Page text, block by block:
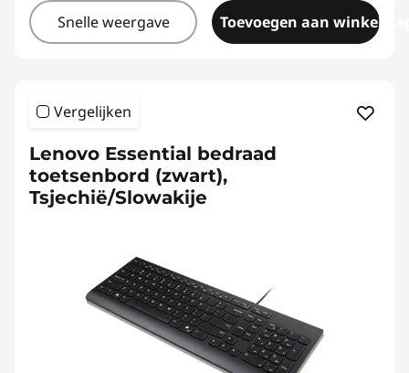
Snelle weergave Toevoegen aan
Vergelijken
Lenovo Essential bedraad
toetsenbord (zwart),
Tsjechië/Slowakije